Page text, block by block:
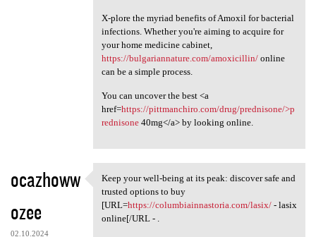
X-plore the myriad benefits of Amoxil for bacterial
infections. Whether you're aiming to acquire for
your home medicine cabinet,
https://bulgariannature.com/amoxicillin/online
can be a simple process.
You can uncover the best <a
href=https://pittmanchiro.com/drug/prednisone/>p
rednisone40mg</a> by looking online.
ocazhoww
ozee
02.10.2024
Keep your well-being at its
Keep your well-being at its peak: discover safe and
trusted options to buy
[URL=https://columbiainnastoria.com/lasix/- lasix
online[/URL - .